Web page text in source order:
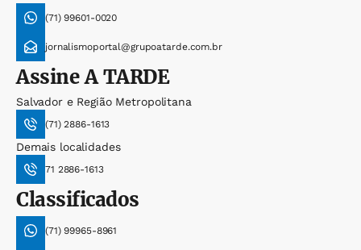
(71) 99601-0020
jornalismoportal@grupoatarde.com.br
AssineA TARDE
Salvador e Região Metropolitana
(71) 2886-1613
Demais localidades
71 2886-1613
Classificados
(71) 99965-8961